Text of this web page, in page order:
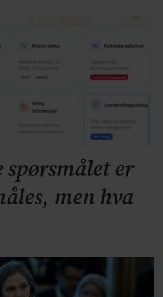
spørsmålet er
men hva